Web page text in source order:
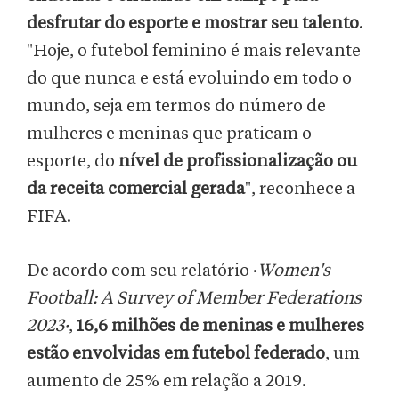
desfrutar do esporte e mostrar seu talento.
"Hoje, o futebol feminino é mais relevante
do que nunca e está evoluindo em todo o
mundo, seja em termos do número de
mulheres e meninas que praticam o
esporte, do nível de profissionalização ou
da receita comercial gerada", reconhece a
FIFA.
De acordo com seu relatório ·Women's
Football: A Survey of Member Federations
2023·, 16,6 milhões de meninas e mulheres
estão envolvidas em futebol federado, um
aumento de 25% em relação a 2019.